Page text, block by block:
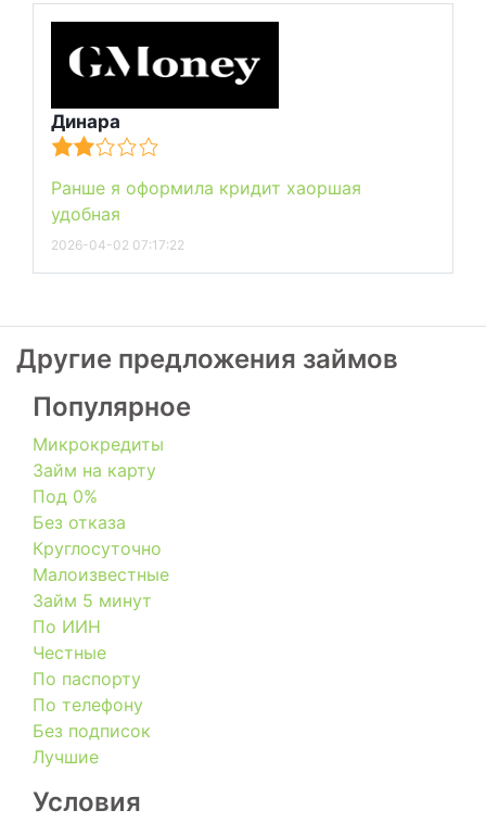
Динара
Ранше я оформила кридит хаоршая
удобная
2026-04-02 07:17:22
Другие предложения займов
Популярное
Микрокредиты
Займ на карту
Под 0%
Без отказа
Круглосуточно
Малоизвестные
Займ 5 минут
По ИИН
Честные
По паспорту
По телефону
Без подписок
Лучшие
Условия